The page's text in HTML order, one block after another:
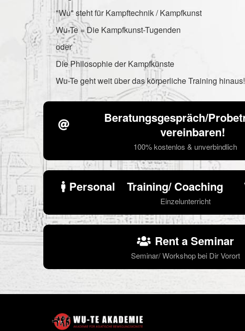
"Wu" steht für Kampftechnik / Kampfkunst
Wu-Te = Die Kampfkunst-Tugenden
oder
Die Philosophie der Kampfkünste
Wu-Te geht weit über das körperliche Training hinaus!
Beratungsgespräch/
vereinbaren!
100% kostenlos & unverbindlich
Personal    Training/ Coaching
Einzelunterricht
Rent a Seminar
Seminar/ Workshop bei Dir Vorort